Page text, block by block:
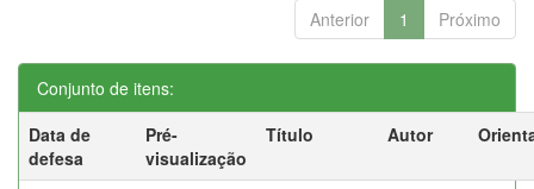
Anterior 1 Próximo
Conjunto de itens:
Data de
defesa
Pré-
visualização
Título Autor